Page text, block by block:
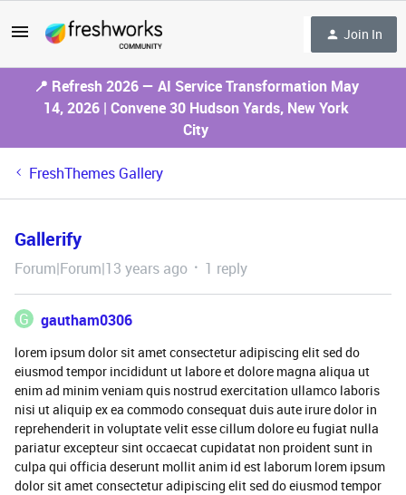
Join In
📍 Refresh 2026 — AI Service Transformation May
14, 2026 | Convene 30 Hudson Yards, New York
City
FreshThemes Gallery
Gallerify
Forum|Forum|13 years ago 1 reply
G gautham0306
lorem ipsum dolor sit amet consectetur adipiscing elit sed do
eiusmod tempor incididunt ut labore et dolore magna aliqua ut
enim ad minim veniam quis nostrud exercitation ullamco laboris
nisi ut aliquip ex ea commodo consequat duis aute irure dolor in
reprehenderit in voluptate velit esse cillum dolore eu fugiat nulla
pariatur excepteur sint occaecat cupidatat non proident sunt in
culpa qui officia deserunt mollit anim id est laborum lorem ipsum
dolor sit amet consectetur adipiscing elit sed do eiusmod tempor